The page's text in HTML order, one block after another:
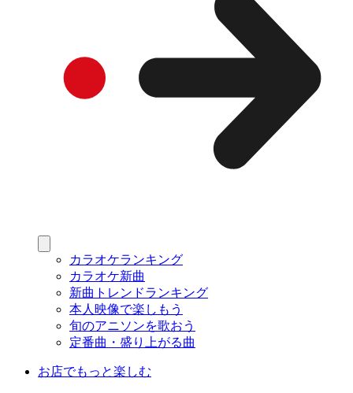
カラオケランキング
カラオケ新曲
新曲トレンドランキング
本人映像で楽しもう
旬のアニソンを歌おう
定番曲・盛り上がる曲
お店でもっと楽しむ